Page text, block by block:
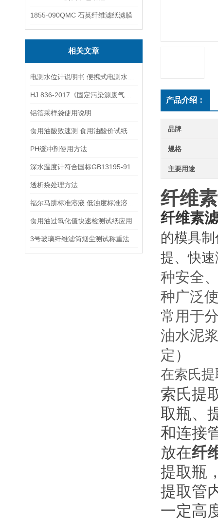
1855-090QMC 石英纤维滤纸滤膜
相关文章
铝箔采样袋使用说明
食用油酸败速测 食用油酸价试纸
PH缓冲剂使用方法
深水温度计符合国标GB13195-91
透析袋处理方法
食用油过氧化值快速检测试纸应用
3号玻璃纤维滤筒烟尘测试称重法
产品介绍：
品牌
规格
主要用途
纤维
纤维素
的模具
提、快
种安全
种广泛
常用于
油水泥
定）
在索氏
索氏提
取瓶、
和连接
放在纤
提取瓶
提取管
一定高